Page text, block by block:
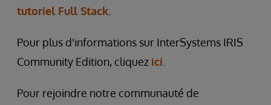
tutoriel Full Stack
Pour plus d'informations sur InterSystems IRIS
Community Edition, cliquez ici
Pour rejoindre notre communauté de